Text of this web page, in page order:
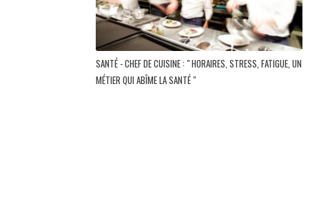
SANTÉ - CHEF DE CUISINE : " HORAIRES, STRESS, FATIGUE, UN
MÉTIER QUI ABÎME LA SANTÉ "